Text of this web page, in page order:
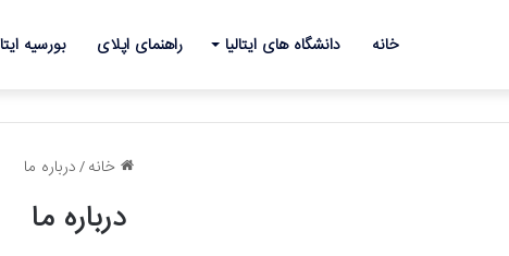
خانه دانشگاه های ایتالیا راهنمای اپلای بورسیه
خانه /درباره ما
درباره ما